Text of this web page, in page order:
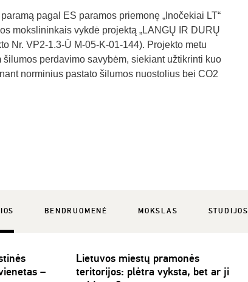
pagal ES paramos priemonę „Inočekiai LT“
mokslininkais vykdė projektą „LANGŲ IR DURŲ
Nr. VP2-1.3-Ū M-05-K-01-144). Projekto metu
perdavimo savybėm, siekiant užtikrinti kuo
norminius pastato šilumos nuostolius bei CO2
BENDRUOMENĖ MOKSLAS STUDIJOS
–
Lietuvos miestų pramonės
teritorijos: plėtra vyksta, bet ar ji